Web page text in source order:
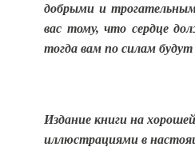
добрыми и
вас тому, что сердце
тогда вам по силам
Издание книги на
иллюстрациями в